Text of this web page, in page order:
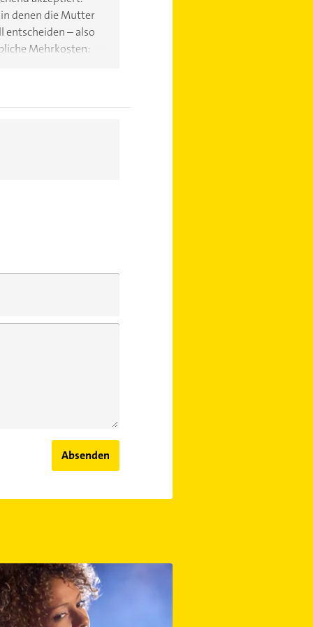
denen die Mutter
entscheiden – also
Mehrkosten:
entspricht.
Absenden
Darf jeder einen haben?